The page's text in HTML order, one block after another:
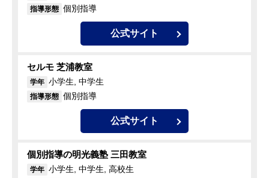
指導形態 個別指導
公式サイト
セルモ 芝浦教室
学年 小学生, 中学生
指導形態 個別指導
公式サイト
個別指導の明光義塾 三田教室
学年 小学生, 中学生, 高校生